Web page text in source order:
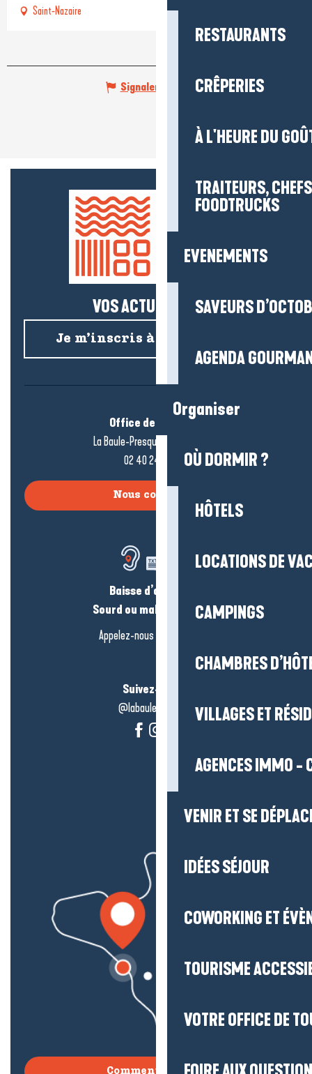
RESTAURANTS
CRÊPERIES
À L'HEURE DU
TRAITEURS,
FOODTRUCKS
EVENEMENTS
SAVEURS
AGENDA
Organiser
OÙ DORMIR ?
HÔTELS
LOCATIONS DE
CAMPINGS
CHAMBRES
VILLAGES ET
AGENCES IMMO -
VENIR ET SE
IDÉES SÉJOUR
COWORKING ET
TOURISME
VOTRE OFFICE DE
Saint-Nazaire
Signaler une erreur
VOS ACTUS SALÉES !
Je m’inscris à la newsletter
Office de tourisme
La Baule-Presqu’île de Guérande
02 40 24 34 44
Nous contacter
Baisse d’audition ?
Sourd ou malentendant ?
Appelez-nous en
Suivez-nous !
@labauleguérande
Comment venir ?